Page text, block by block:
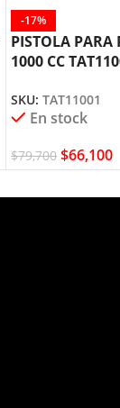
-17%
PISTOLA PARA
1000 CC
SKU: TAT11001
En stock
$79,700 $66,100